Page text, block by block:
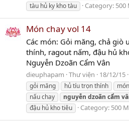
tàu hủ ky kho tàu
Category: 500
Món chay vol 14
Các món: Gỏi măng, chả
thính, ragout nấm, đậu hủ
Nguyễn Dzoãn Cẩm Vân
dieuphapam Thư viện 18/12/15
gỏi măng
hủ tíu trọn thính
nấu chay
nguyễn dzoãn cẩm
đậu hủ kho tiêu
Category: 500